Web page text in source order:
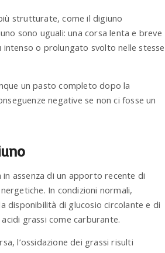
strutturate, come il digiuno
sono uguali: una corsa lenta e breve
o prolungato svolto nelle stesse
un pasto completo dopo la
negative se non ci fosse un
assenza di un apporto recente di
In condizioni normali,
disponibilità di glucosio circolante e di
grassi come carburante.
l’ossidazione dei grassi risulti